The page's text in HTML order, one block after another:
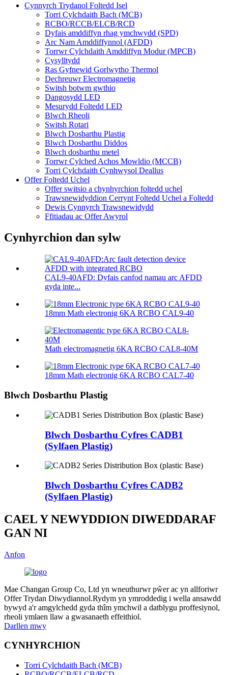
Cynnyrch Trydanol Foltedd Isel
Torri Cylchdaith Bach (MCB)
RCBO/RCCB/ELCB/RCD
Dyfais amddiffyn rhag ymchwydd (SPD)
Arc Nam Amddiffynnol (AFDD)
Torrwr Cylchdaith Amddiffyn Modur (MPCB)
Cysylltydd
Ras Gyfnewid Gorlwytho Thermol
Dechreuwr Electromagnetig
Switsh botwm gwthio
Dangosydd LED
Mesurydd Foltedd LED
Blwch Rheoli
Switsh Rotari
Blwch Dosbarthu Plastig
Blwch Dosbarthu Diddos
Blwch dosbarthu metel
Torrwr Cylched Achos Mowldio (MCCB)
Torri Cylchdaith Cynhwysol Deallus
Offer Foltedd Uchel
Offer switsio a chynhyrchion foltedd uchel
Trawsnewidyddion Cerrynt Foltedd Uchel a Foltedd
Dewis Cynnyrch Trawsnewidydd
Ffitiadau ac Offer Awyrol
Cynhyrchion dan sylw
CAL9-40AFD: Dyfais canfod namau arc AFDD
gyda inte...
18mm Math electronig 6KA RCBO CAL9-40
Math electromagnetig 6KA RCBO CAL8-40M
18mm Math electronig 6KA RCBO CAL7-40
Blwch Dosbarthu Plastig
Blwch Dosbarthu Cyfres CADB1
(Sylfaen Plastig)
Blwch Dosbarthu Cyfres CADB2
(Sylfaen Plastig)
CAEL Y NEWYDDION DIWEDDARAF
GAN NI
Anfon
Mae Changan Group Co, Ltd yn wneuthurwr pŵer ac yn allforiwr
Offer Trydan Diwydiannol.Rydym yn ymroddedig i wella ansawdd
bywyd a'r amgylchedd gyda thîm ymchwil a datblygu proffesiynol,
rheoli ymlaen llaw a gwasanaeth effeithiol.
Darllen mwy
CYNHYRCHION
Torri Cylchdaith Bach (MCB)